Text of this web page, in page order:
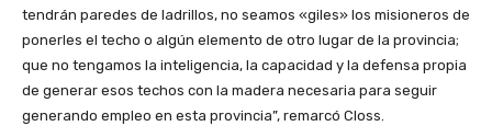
tendrán paredes de ladrillos, no seamos «giles» los misioneros de
ponerles el techo o algún elemento de otro lugar de la provincia;
que no tengamos la inteligencia, la capacidad y la defensa propia
de generar esos techos con la madera necesaria para seguir
generando empleo en esta provincia”, remarcó Closs.